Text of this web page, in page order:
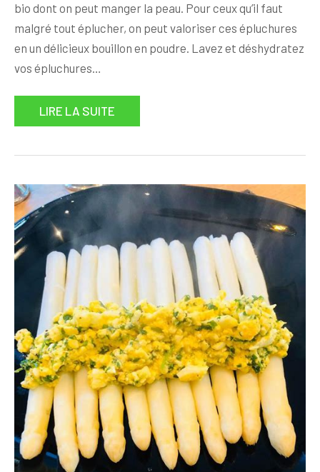
bio dont on peut manger la peau. Pour ceux qu’il faut
malgré tout éplucher, on peut valoriser ces épluchures
en un délicieux bouillon en poudre. Lavez et déshydratez
vos épluchures…
LIRE LA SUITE